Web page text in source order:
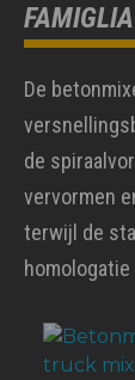
De
de
vervormen
terwijl de